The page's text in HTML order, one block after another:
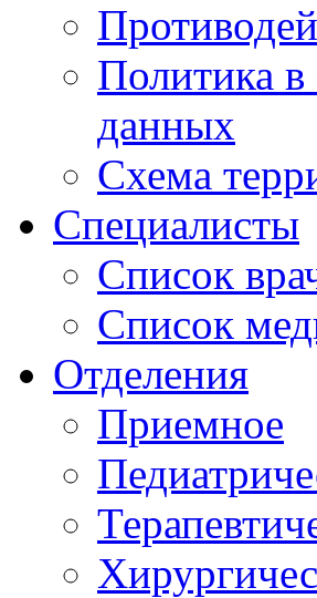
Политика
данных
Схема
Специалисты
Список
Список
Отделения
Приемное